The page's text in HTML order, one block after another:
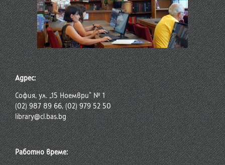
Адрес:
София, ул. „15 Ноември“ № 1
(02) 987 89 66, (02) 979 52 50
library@cl.bas.bg
Работно време: